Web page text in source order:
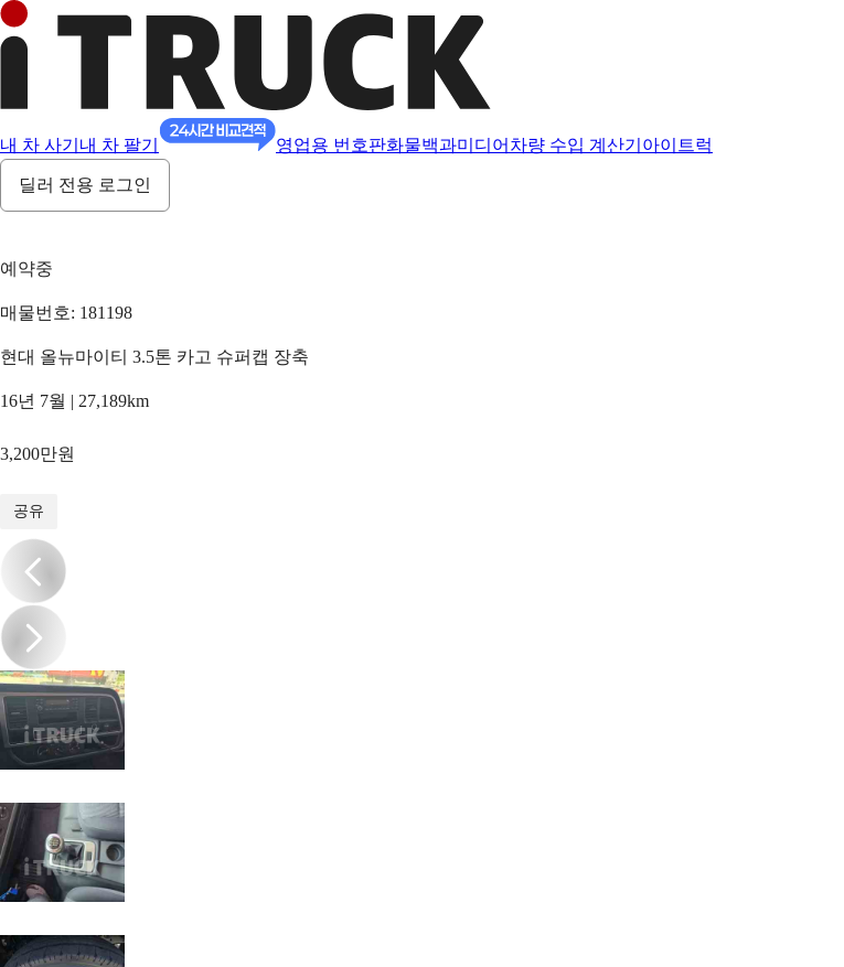
내 차 사기 내 차 팔기 영업용 번호판화물백과미디어 차량 수입 계산기 아이트럭
딜러 전용 로그인
예약중
매물번호: 181198
현대 올뉴마이티 3.5톤 카고 슈퍼캡 장축
16년 7월 | 27,189km
3,200만원
공유
/16